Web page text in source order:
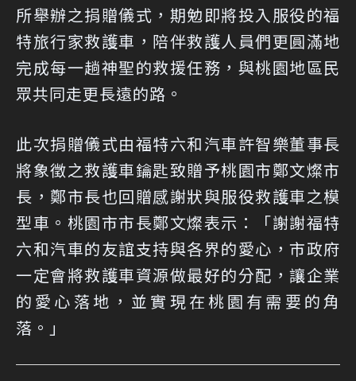
所舉辦之捐贈儀式，期勉即將投入服役的福
特旅行家救護車，陪伴救護人員們更圓滿地
完成每一趟神聖的救援任務，與桃園地區民
眾共同走更長遠的路。
此次捐贈儀式由福特六和汽車許智樂董事長
將象徵之救護車鑰匙致贈予桃園市鄭文燦市
長，鄭市長也回贈感謝狀與服役救護車之模
型車。桃園市市長鄭文燦表示：「謝謝福特
六和汽車的友誼支持與各界的愛心，市政府
一定會將救護車資源做最好的分配，讓企業
的愛心落地，並實現在桃園有需要的角
落。」